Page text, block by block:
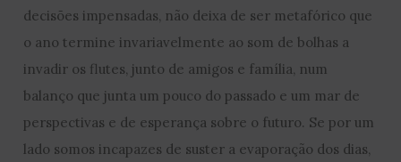
decisões impensadas, não deixa de ser metafórico que
o ano termine invariavelmente ao som de bolhas a
invadir os flutes, junto de amigos e família, num
balanço que junta um pouco do passado e um mar de
perspectivas e de esperança sobre o futuro. Se por um
lado somos incapazes de suster a evaporação dos dias,